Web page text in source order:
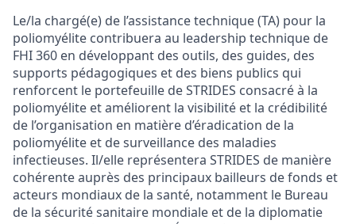
Le/la chargé(e) de l’assistancetechnique (TA) pour la
poliomyélite contribuera au leadership technique de
FHI 360 en développant des outils, des guides, des
supports pédagogiques et des biens publics qui
renforcent le portefeuille de STRIDES consacréà la
poliomyélite etaméliorent la visibilité et la crédibilité
de l’organisation en matière d’éradication de la
poliomyélite et de surveillance des maladies
infectieuses. Il/elle représentera STRIDES de manière
cohérenteauprès des principaux bailleurs de fonds et
acteurs mondiaux de la santé, notamment le Bureau
de la sécurité sanitaire mondiale et de la diplomatie